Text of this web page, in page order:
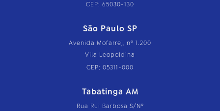
CEP: 65030-130
São Paulo SP
Avenida Mofarrej, nº 1.200
Vila Leopoldina
CEP: 05311-000
Tabatinga AM
Rua Rui Barbosa S/Nº